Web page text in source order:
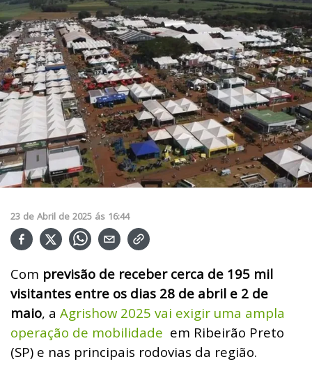
23 de Abril de 2025 ás 16:44
Com previsão de receber cerca de 195 mil
visitantes entre os dias 28 de abril e 2 de
maio, a Agrishow 2025 vai exigir uma ampla
operação de mobilidade em Ribeirão Preto
(SP) e nas principais rodovias da região.